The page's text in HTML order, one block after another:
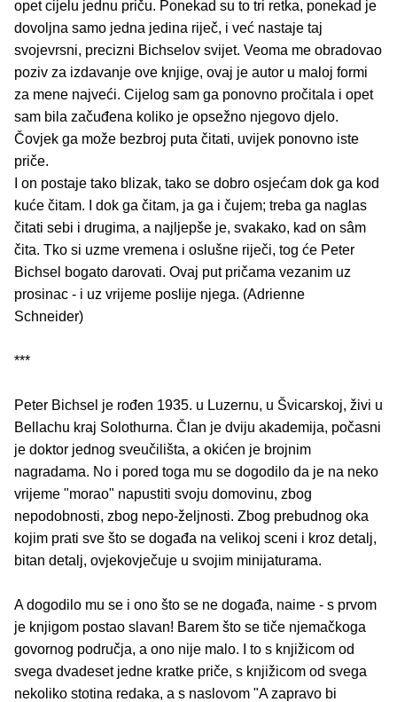
opet cijelu jednu priču. Ponekad su to tri retka, ponekad je
dovoljna samo jedna jedina riječ, i već nastaje taj
svojevrsni, precizni Bichselov svijet. Veoma me obradovao
poziv za izdavanje ove knjige, ovaj je autor u maloj formi
za mene najveći. Cijelog sam ga ponovno pročitala i opet
sam bila začuđena koliko je opsežno njegovo djelo.
Čovjek ga može bezbroj puta čitati, uvijek ponovno iste
priče.
I on postaje tako blizak, tako se dobro osjećam dok ga kod
kuće čitam. I dok ga čitam, ja ga i čujem; treba ga naglas
čitati sebi i drugima, a najljepše je, svakako, kad on sâm
čita. Tko si uzme vremena i oslušne riječi, tog će Peter
Bichsel bogato darovati. Ovaj put pričama vezanim uz
prosinac - i uz vrijeme poslije njega. (Adrienne
Schneider)
***
Peter Bichsel je rođen 1935. u Luzernu, u Švicarskoj, živi u
Bellachu kraj Solothurna. Član je dviju akademija, počasni
je doktor jednog sveučilišta, a okićen je brojnim
nagradama. No i pored toga mu se dogodilo da je na neko
vrijeme "morao" napustiti svoju domovinu, zbog
nepodobnosti, zbog nepo-željnosti. Zbog prebudnog oka
kojim prati sve što se događa na velikoj sceni i kroz detalj,
bitan detalj, ovjekovječuje u svojim minijaturama.
A dogodilo mu se i ono što se ne događa, naime - s prvom
je knjigom postao slavan! Barem što se tiče njemačkoga
govornog područja, a ono nije malo. I to s knjižicom od
svega dvadeset jedne kratke priče, s knjižicom od svega
nekoliko stotina redaka, a s naslovom "A zapravo bi